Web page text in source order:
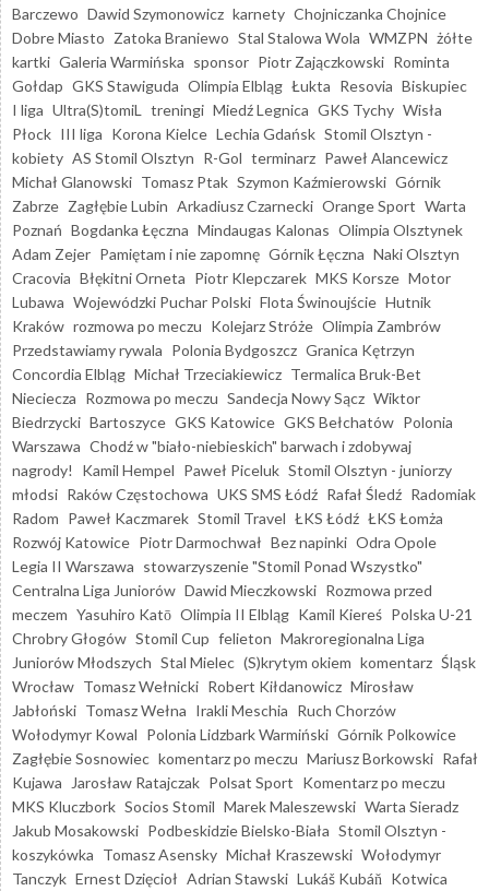
Barczewo Dawid Szymonowicz karnety Chojniczanka Chojnice
Dobre Miasto Zatoka Braniewo Stal Stalowa Wola WMZPN żółte
kartki Galeria Warmińska sponsor Piotr Zajączkowski Rominta
Gołdap GKS Stawiguda Olimpia Elbląg Łukta Resovia Biskupiec
I liga Ultra(S)tomiL treningi Miedź Legnica GKS Tychy Wisła
Płock III liga Korona Kielce Lechia Gdańsk Stomil Olsztyn -
kobiety AS Stomil Olsztyn R-Gol terminarz Paweł Alancewicz
Michał Glanowski Tomasz Ptak Szymon Kaźmierowski Górnik
Zabrze Zagłębie Lubin Arkadiusz Czarnecki Orange Sport Warta
Poznań Bogdanka Łęczna Mindaugas Kalonas Olimpia Olsztynek
Adam Zejer Pamiętam i nie zapomnę Górnik Łęczna Naki Olsztyn
Cracovia Błękitni Orneta Piotr Klepczarek MKS Korsze Motor
Lubawa Wojewódzki Puchar Polski Flota Świnoujście Hutnik
Kraków rozmowa po meczu Kolejarz Stróże Olimpia Zambrów
Przedstawiamy rywala Polonia Bydgoszcz Granica Kętrzyn
Concordia Elbląg Michał Trzeciakiewicz Termalica Bruk-Bet
Nieciecza Rozmowa po meczu Sandecja Nowy Sącz Wiktor
Biedrzycki Bartoszyce GKS Katowice GKS Bełchatów Polonia
Warszawa Chodź w "biało-niebieskich" barwach i zdobywaj
nagrody!
Kamil Hempel Paweł Piceluk Stomil Olsztyn - juniorzy
młodsi Raków Częstochowa UKS SMS Łódź Rafał Śledź Radomiak
Radom Paweł Kaczmarek Stomil Travel ŁKS Łódź ŁKS Łomża
Rozwój Katowice Piotr Darmochwał Bez napinki Odra Opole
Legia II Warszawa stowarzyszenie "Stomil Ponad Wszystko"
Centralna Liga Juniorów Dawid Mieczkowski Rozmowa przed
meczem Yasuhiro Katō Olimpia II Elbląg Kamil Kiereś Polska U-21
Chrobry Głogów Stomil Cup felieton Makroregionalna Liga
Juniorów Młodszych Stal Mielec (S)krytym okiem komentarz Śląsk
Wrocław Tomasz Wełnicki Robert Kiłdanowicz Mirosław
Jabłoński Tomasz Wełna Irakli Meschia Ruch Chorzów
Wołodymyr Kowal Polonia Lidzbark Warmiński Górnik Polkowice
Zagłębie Sosnowiec komentarz po meczu Mariusz Borkowski Rafał
Kujawa
Jarosław Ratajczak Polsat Sport Komentarz po meczu
MKS Kluczbork Socios Stomil Marek Maleszewski Warta Sieradz
Jakub Mosakowski Podbeskidzie Bielsko-Biała Stomil Olsztyn -
koszykówka Tomasz Asensky Michał Kraszewski Wołodymyr
Tanczyk Ernest Dzięcioł Adrian Stawski Lukáš Kubáň Kotwica